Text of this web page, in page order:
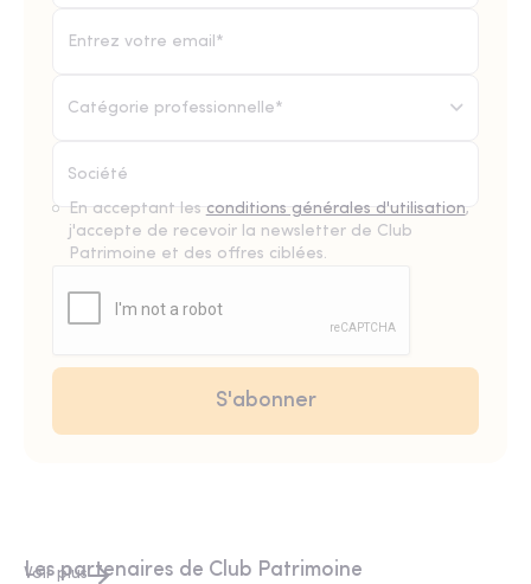
Catégorie professionnelle*
En acceptant les conditions générales d'utilisation,
j'accepte de recevoir la newsletter de Club
Patrimoine et des offres ciblées.
Les partenaires de Club Patrimoine
Voir plus